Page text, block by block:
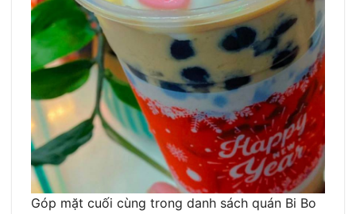
Góp mặt cuối cùng trong danh sách quán Bi Bo